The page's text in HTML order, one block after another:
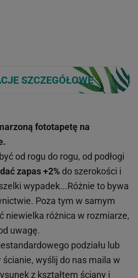
SZCZEGÓŁOWE
fototapetę na
od rogu do rogu, od podłogi
zapas +2% do szerokości i
wypadek...Różnie to bywa
Poza tym w samym
niewielka różnica w rozmiarze,
uwagę.
podziału lub
wyślij do nas maila w
z kształtem ściany i